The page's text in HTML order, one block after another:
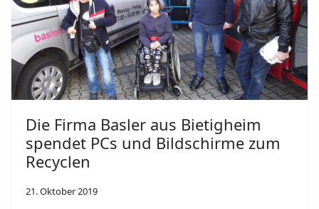
Die Firma Basler aus Bietigheim
spendet PCs und Bildschirme zum
Recyclen
21. Oktober 2019